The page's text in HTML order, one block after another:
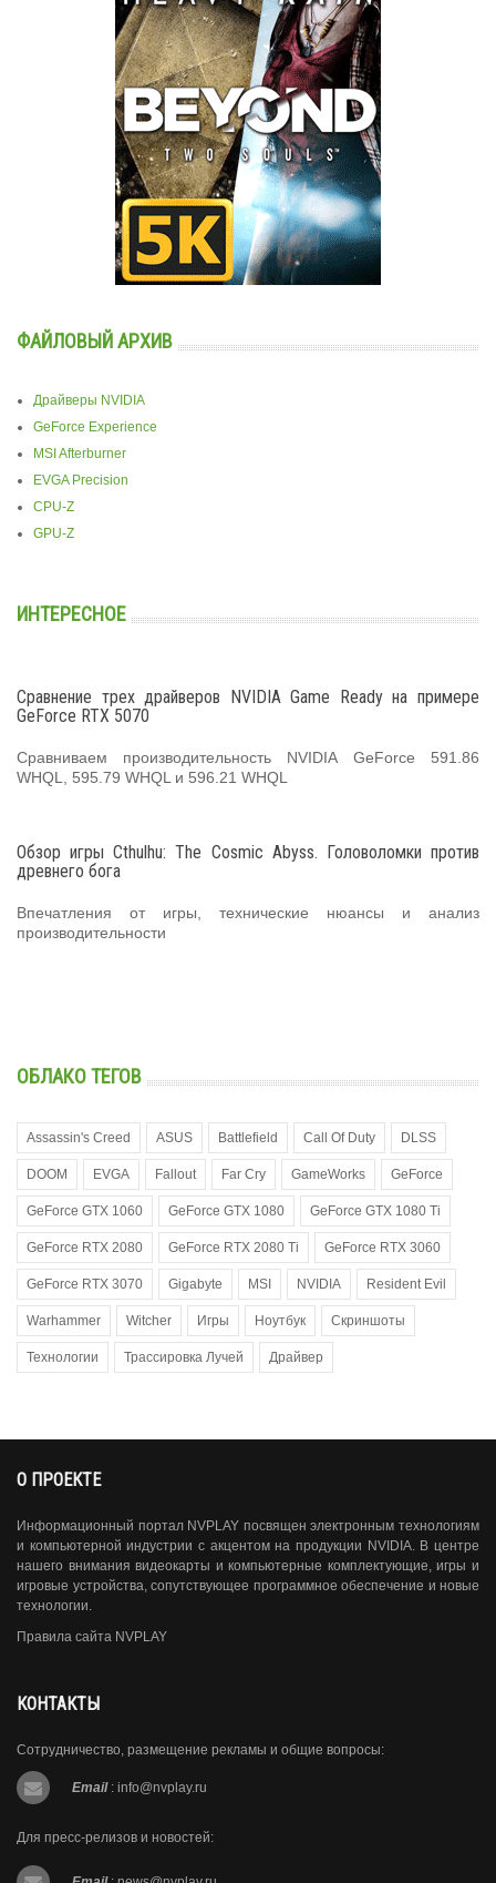
ФАЙЛОВЫЙ АРХИВ
Драйверы NVIDIA
GeForce Experience
MSI Afterburner
EVGA Precision
CPU-Z
GPU-Z
ИНТЕРЕСНОЕ
Сравнение трех драйверов NVIDIA Game Ready на примере
GeForce RTX 5070
Сравниваем производительность NVIDIA GeForce 591.86
WHQL, 595.79 WHQL и 596.21 WHQL
Обзор игры Cthulhu: The Cosmic Abyss. Головоломки против
древнего бога
Впечатления от игры, технические нюансы и анализ
производительности
ОБЛАКО ТЕГОВ
Assassin's Creed ASUS Battlefield Call Of Duty DLSS
DOOM EVGA Fallout Far Cry GameWorks GeForce
GeForce GTX 1060 GeForce GTX 1080 GeForce GTX 1080 Ti
GeForce RTX 2080 GeForce RTX 2080 Ti GeForce RTX 3060
GeForce RTX 3070 Gigabyte MSI NVIDIA Resident Evil
Warhammer Witcher Игры Ноутбук Скриншоты
Технологии Трассировка Лучей Драйвер
О ПРОЕКТЕ
Информационный портал NVPLAY посвящен электронным технологиям
и компьютерной индустрии с акцентом на продукции NVIDIA. В центре
нашего внимания видеокарты и компьютерные комплектующие, игры и
игровые устройства, сопутствующее программное обеспечение и новые
технологии.
Правила сайта NVPLAY
КОНТАКТЫ
Сотрудничество, размещение рекламы и общие вопросы:
Email : info@nvplay.ru
Для пресс-релизов и новостей: